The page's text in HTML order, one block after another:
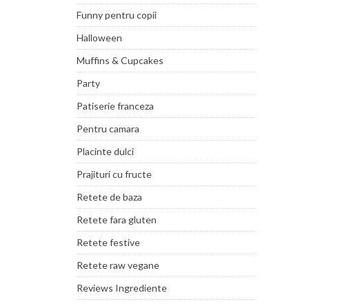
Funny pentru copii
Halloween
Muffins & Cupcakes
Party
Patiserie franceza
Pentru camara
Placinte dulci
Prajituri cu fructe
Retete de baza
Retete fara gluten
Retete festive
Retete raw vegane
Reviews Ingrediente